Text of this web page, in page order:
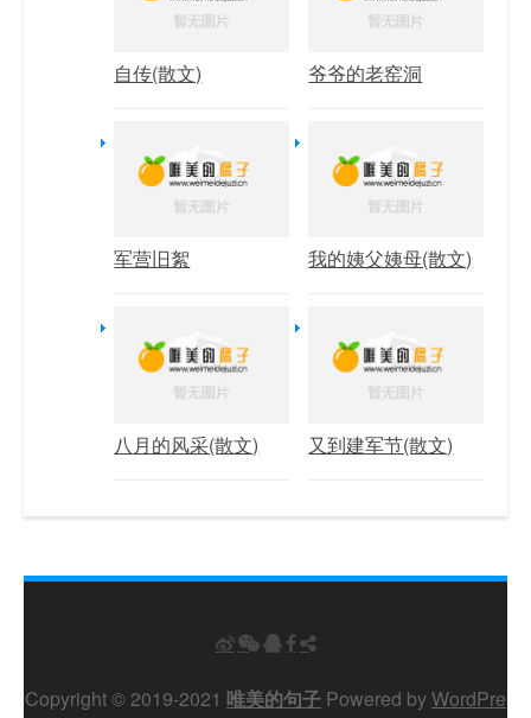
自传(散文) 爷爷的老窑洞
军营旧絮 我的姨父姨母(散文)
八月的风采(散文) 又到建军节(散文)
Copyright © 2019-2021 唯美的句子 Powered byWordPre